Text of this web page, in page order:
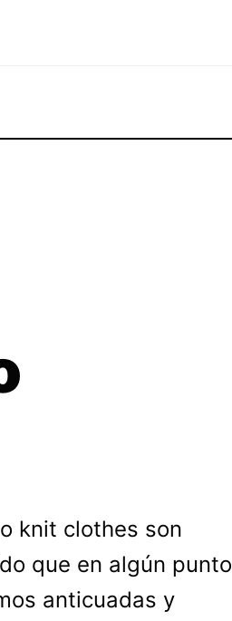
knit clothes son
que en algún punto
anticuadas y